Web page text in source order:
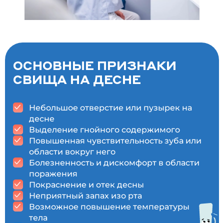
ОСНОВНЫЕ ПРИЗНАКИ
СВИЩА НА ДЕСНЕ
Небольшое отверстие или пузырек на
десне
Выделение гнойного содержимого
Повышенная чувствительность зуба или
области вокруг него
Болезненность и дискомфорт в области
поражения
Покраснение и отек десны
Неприятный запах изо рта
Возможное повышение температуры
тела